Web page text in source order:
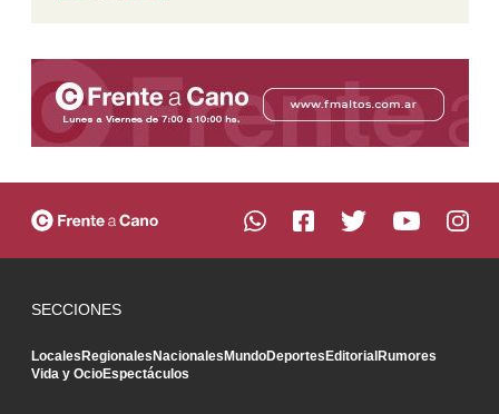
SECCIONES
Locales Regionales Nacionales MundoDeportes Editorial Rumores
Vida y OcioEspectáculos